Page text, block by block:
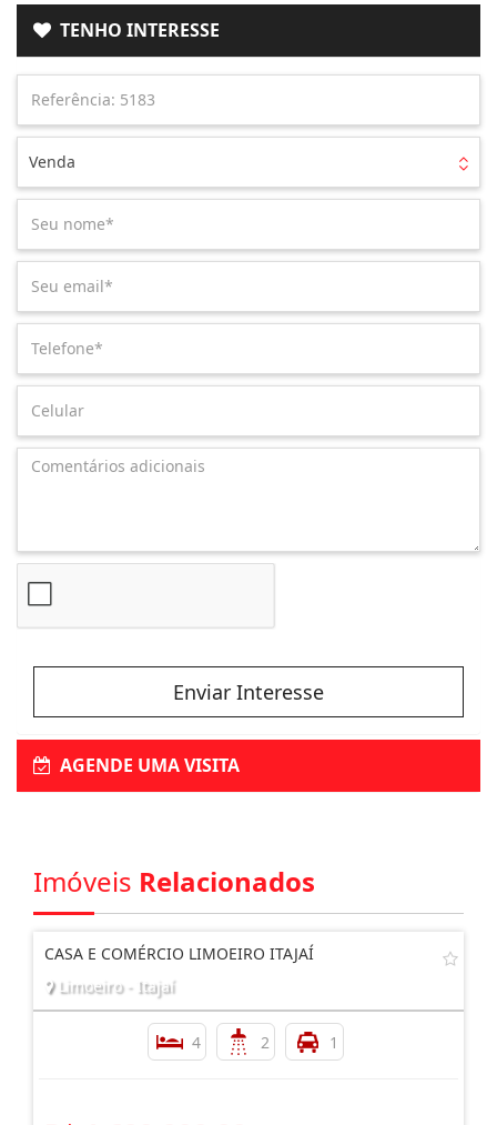
TENHO INTERESSE
Venda
Enviar Interesse
AGENDE UMA VISITA
Imóveis Relacionados
CASA E COMÉRCIO LIMOEIRO ITAJAÍ
Limoeiro - Itajaí
4 2 1